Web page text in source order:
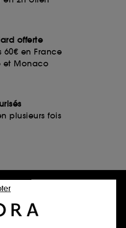
offerte
en France
et Monaco
plusieurs fois
DES OFFRES